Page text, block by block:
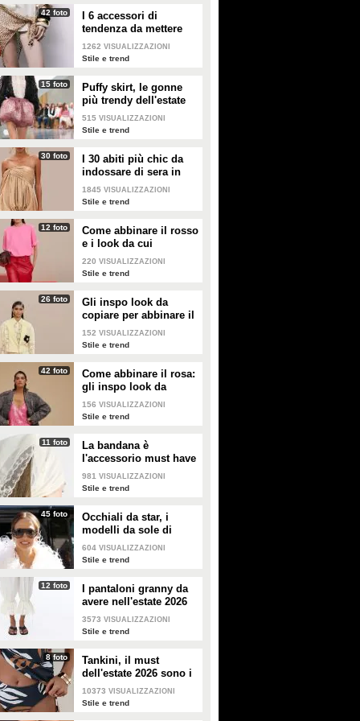
42 foto
I 6 accessori di
tendenza da mettere
nella valigia dell'estate
2026
1262 VISUALIZZAZIONI
Stile e trend
15 foto
Puffy skirt, le gonne
più trendy dell'estate
2026 sono quelle a
palloncino
515 VISUALIZZAZIONI
Stile e trend
30 foto
I 30 abiti più chic da
indossare di sera in
estate
1845 VISUALIZZAZIONI
Stile e trend
12 foto
Come abbinare il rosso
e i look da cui
prendere ispirazione
220 VISUALIZZAZIONI
Stile e trend
26 foto
Gli inspo look da
copiare per abbinare il
giallo
152 VISUALIZZAZIONI
Stile e trend
42 foto
Come abbinare il rosa:
gli inspo look da
copiare
156 VISUALIZZAZIONI
Stile e trend
11 foto
La bandana è
l'accessorio must have
dell'estate 2026: i
modelli di tendenza
981 VISUALIZZAZIONI
Stile e trend
45 foto
Occhiali da star, i
modelli da sole di
tendenza per l'estate
2026
604 VISUALIZZAZIONI
Stile e trend
12 foto
I pantaloni granny da
avere nell'estate 2026
3573 VISUALIZZAZIONI
Stile e trend
8 foto
Tankini, il must
dell'estate 2026 sono i
costumi con la canotta
10373 VISUALIZZAZIONI
Stile e trend